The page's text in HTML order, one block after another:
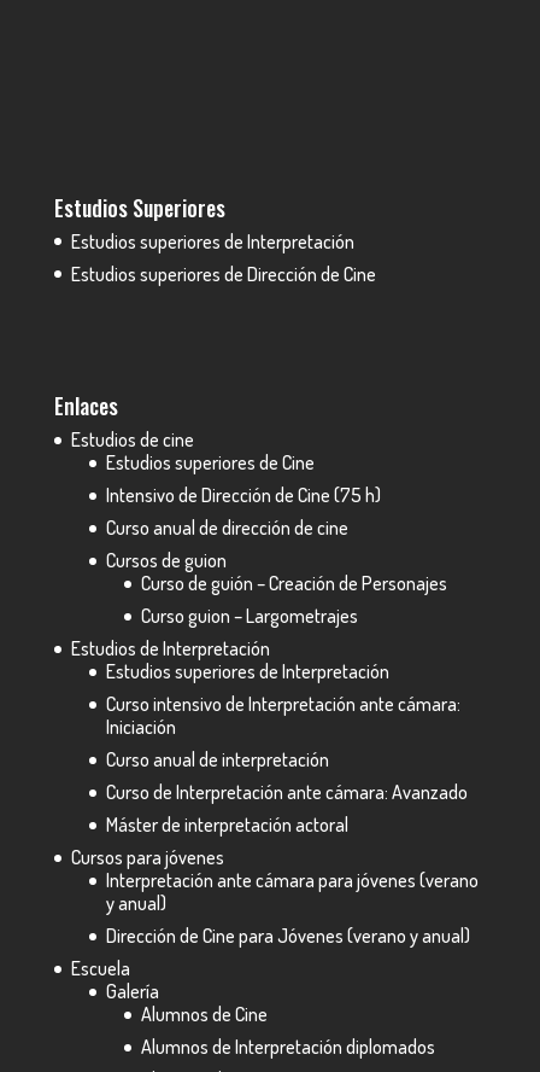
Estudios Superiores
Estudios superiores de Interpretación
Estudios superiores de Dirección de Cine
Enlaces
Estudios de cine
Estudios superiores de Cine
Intensivo de Dirección de Cine (75 h)
Curso anual de dirección de cine
Cursos de guion
Curso de guión – Creación de Personajes
Curso guion – Largometrajes
Estudios de Interpretación
Estudios superiores de Interpretación
Curso intensivo de Interpretación ante cámara:
Iniciación
Curso anual de interpretación
Curso de Interpretación ante cámara: Avanzado
Máster de interpretación actoral
Cursos para jóvenes
Interpretación ante cámara para jóvenes (verano
y anual)
Dirección de Cine para Jóvenes (verano y anual)
Escuela
Galería
Alumnos de Cine
Alumnos de Interpretación diplomados